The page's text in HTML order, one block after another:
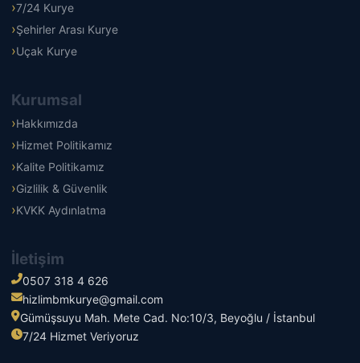
7/24 Kurye
Şehirler Arası Kurye
Uçak Kurye
Kurumsal
Hakkımızda
Hizmet Politikamız
Kalite Politikamız
Gizlilik & Güvenlik
KVKK Aydınlatma
İletişim
0507 318 4 626
hizlimbmkurye@gmail.com
Gümüşsuyu Mah. Mete Cad. No:10/3, Beyoğlu / İstanbul
7/24 Hizmet Veriyoruz